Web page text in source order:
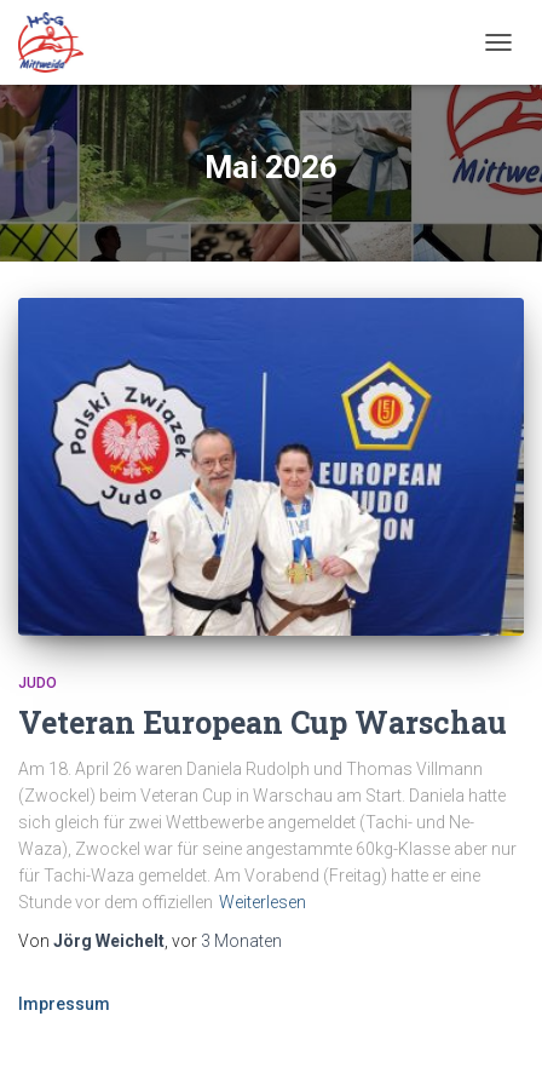
Mai 2026
JUDO
Veteran European Cup Warschau
Am 18. April 26 waren Daniela Rudolph und Thomas Villmann
(Zwockel) beim Veteran Cup in Warschau am Start. Daniela hatte
sich gleich für zwei Wettbewerbe angemeldet (Tachi- und Ne-
Waza), Zwockel war für seine angestammte 60kg-Klasse aber nur
für Tachi-Waza gemeldet. Am Vorabend (Freitag) hatte er eine
Stunde vor dem offiziellen Weiterlesen
Von Jörg Weichelt , vor 3 Monaten
Impressum